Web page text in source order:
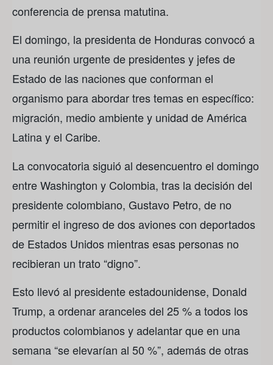
conferencia de prensa matutina.
El domingo, la presidenta de Honduras convocó a
una reunión urgente de presidentes y jefes de
Estado de las naciones que conforman el
organismo para abordar tres temas en específico:
migración, medio ambiente y unidad de América
Latina y el Caribe.
La convocatoria siguió al desencuentro el domingo
entre Washington y Colombia, tras la decisión del
presidente colombiano, Gustavo Petro, de no
permitir el ingreso de dos aviones con deportados
de Estados Unidos mientras esas personas no
recibieran un trato “digno”.
Esto llevó al presidente estadounidense, Donald
Trump, a ordenar aranceles del 25 % a todos los
productos colombianos y adelantar que en una
semana “se elevarían al 50 %”, además de otras